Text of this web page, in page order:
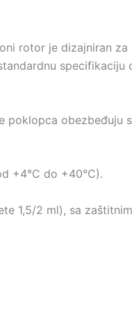
rotor je dizajniran za
specifikaciju
obezbeđuju
+4°C do +40°C).
1,5/2 ml), sa